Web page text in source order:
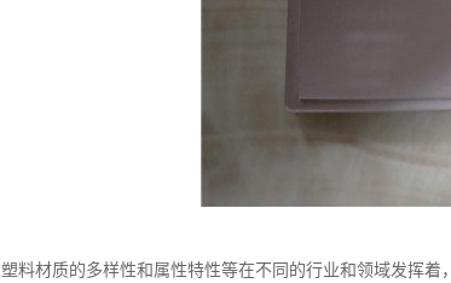
塑料材质的多样性和属性特性等在不同的行业和领域发挥